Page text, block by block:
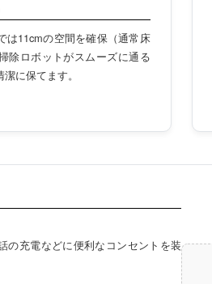
は11cmの空間を確保（通常床
除ロボットがスムーズに通る
に保てます。
の充電などに便利なコンセントを装